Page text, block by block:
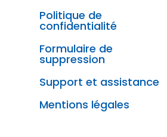
Politique de
confidentialité
Formulaire de
suppression
Support et assistance
Mentions légales